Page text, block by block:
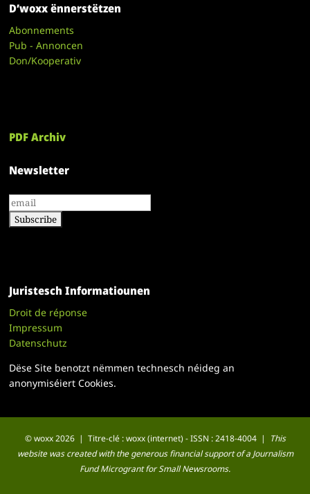
D’woxx ënnerstëtzen
Abonnements
Pub - Annoncen
Don/Kooperativ
PDF Archiv
Newsletter
Juristesch Informatiounen
Droit de réponse
Impressum
Datenschutz
Dëse Site benotzt nëmmen technesch néideg an
anonymiséiert Cookies.
© woxx 2026 | Titre-clé : woxx (internet) - ISSN : 2418-4004 |
This
website was created with the generous financial support of a Journalism
Fund Microgrant for Small Newsrooms.